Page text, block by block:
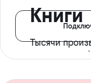
Книги
Тысячи
с доступом